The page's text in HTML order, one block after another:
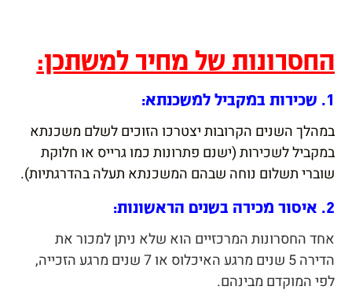
החסרונות של מחיר למשתכן:
1. שכירות במקביל למשכנתא:
במהלך השנים הקרובות יצטרכו הזוכים לשלם משכנתא
במקביל לשכירות (ישנם פתרונות כמו גרייס או חלוקת
שוברי תשלום נוחה שבהם המשכנתא תעלה בהדרגתיות).
2. איסור מכירה בשנים הראשונות:
אחד החסרונות המרכזיים הוא שלא ניתן למכור את
הדירה 5 שנים מרגע האיכלוס או 7 שנים מרגע הזכייה,
לפי המוקדם מבינהם.